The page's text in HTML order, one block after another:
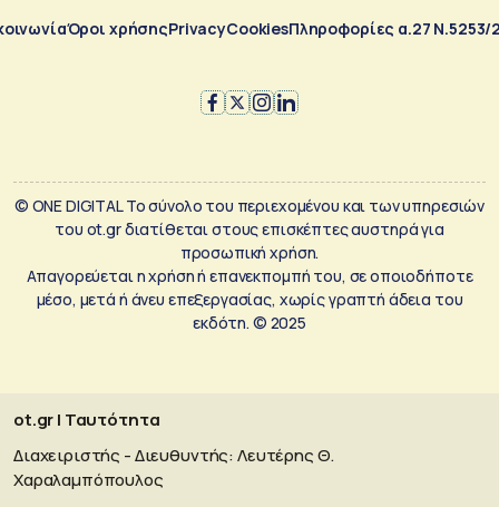
Όροι χρήσηςPrivacyCookiesΠληροφορίες α.27 Ν.5253/
© ONE DIGITAL Το σύνολο του περιεχομένου και των υπηρεσιών
του ot.gr διατίθεται στους επισκέπτες αυστηρά για
προσωπική χρήση.
Απαγορεύεται η χρήση ή επανεκπομπή του, σε οποιοδήποτε
μέσο, μετά ή άνευ επεξεργασίας, χωρίς γραπτή άδεια του
εκδότη. © 2025
ot.gr | Ταυτότητα
Διαχειριστής - Διευθυντής: Λευτέρης Θ.
Χαραλαμπόπουλος